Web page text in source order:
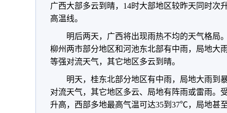
广西大部多云到晴，14时大部地区较昨天同时
高温线。
明后两天，广西将出现雨热不均的天气格局
柳州两市部分地区和河池东北部有中雨，局地大
等强对流天气，其它地区多云到晴。
明天，桂东北部分地区有中雨，局地大雨到
对流天气，其它地区多云、局地有阵雨或雷雨。
升高，西部多地最高气温可达35到37℃，局地甚